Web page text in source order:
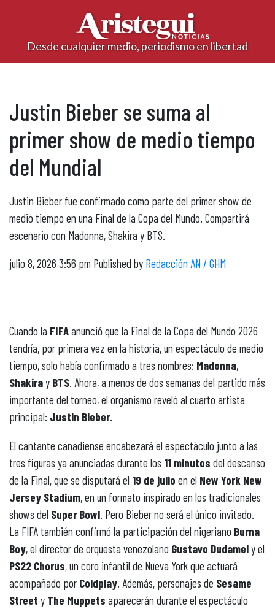
Desde cualquier medio, periodismo en libertad
Justin Bieber se suma al
primer show de medio tiempo
del Mundial
Justin Bieber fue confirmado como parte del primer show de
medio tiempo en una Final de la Copa del Mundo. Compartirá
escenario con Madonna, Shakira y BTS.
julio 8, 2026 3:56 pm Published by Redacción AN / GHM
Cuando la FIFAanunció que la Final de la Copa del Mundo 2026
tendría, por primera vez en la historia, un espectáculo de medio
tiempo, solo había confirmado a tres nombres: Madonna,
Shakiray BTS. Ahora, a menos de dos semanas del partido más
importante del torneo, el organismo reveló al cuarto artista
principal: Justin Bieber.
El cantante canadiense encabezará el espectáculo junto a las
tres figuras ya anunciadas durante los 11 minutos del descanso
de la Final, que se disputará el 19 de julio en el New York New
Jersey Stadium, en un formato inspirado en los tradicionales
shows del Super Bowl. Pero Bieber no será el único invitado.
La FIFA también confirmó la participación del nigeriano Burna
Boy, el director de orquesta venezolano Gustavo Dudamely el
PS22 Chorus, un coro infantil de Nueva York que actuará
acompañado por Coldplay. Además, personajes de Sesame
Street y The Muppets aparecerán durante el espectáculo